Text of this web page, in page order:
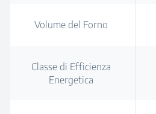
Volume del Forno
Classe di Efficienza
Energetica